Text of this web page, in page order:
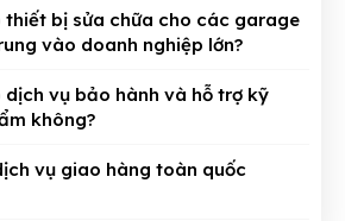
thiết bị sửa chữa cho các garage
vào doanh nghiệp lớn?
dịch vụ bảo hành và hỗ trợ kỹ
không?
vụ giao hàng toàn quốc